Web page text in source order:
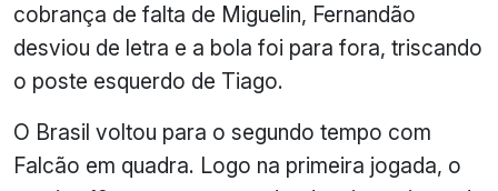
cobrança de falta de Miguelin, Fernandão
desviou de letra e a bola foi para fora, triscando
o poste esquerdo de Tiago.
O Brasil voltou para o segundo tempo com
Falcão em quadra. Logo na primeira jogada, o